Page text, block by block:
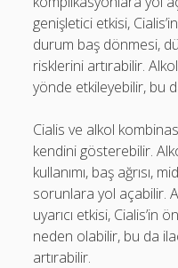
genişletici etkisi,
durum baş dönmesi,
risklerini artırabilir.
yönde etkileyebilir, bu
Cialis ve alkol
kendini gösterebilir.
kullanımı, baş ağrısı,
sorunlara yol açabilir.
uyarıcı etkisi, Cialis’in
neden olabilir, bu da
artırabilir.